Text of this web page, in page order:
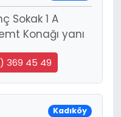
Sokak 1 A
Konağı yanı
369 45 49
Kadıköy